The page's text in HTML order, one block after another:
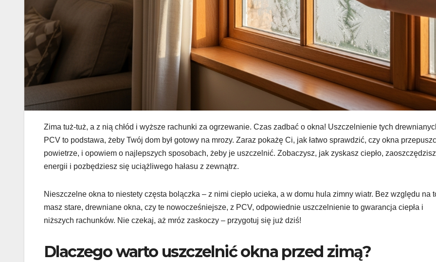
Zima tuż-tuż, a z nią chłód i wyższe rachunki za ogrzewanie. Czas zadbać o okna! Uszczelnienie tych
PCV to podstawa, żeby Twój dom był gotowy na mrozy. Zaraz pokażę Ci, jak łatwo sprawdzić, czy okna
powietrze, i opowiem o najlepszych sposobach, żeby je uszczelnić. Zobaczysz, jak zyskasz ciepło,
energii i pozbędziesz się uciążliwego hałasu z zewnątrz.
Nieszczelne okna to niestety częsta bolączka – z nimi ciepło ucieka, a w domu hula zimny wiatr. Bez względu na
masz stare, drewniane okna, czy te nowocześniejsze, z PCV, odpowiednie uszczelnienie to gwarancja ciepła i
niższych rachunków. Nie czekaj, aż mróz zaskoczy – przygotuj się już dziś!
Dlaczego warto uszczelnić okna przed zimą?